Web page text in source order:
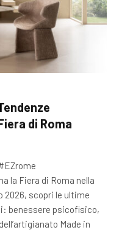
di Roma
la Fiera di Roma nella
2026, scopri le ultime
benessere psicofisico,
Made in